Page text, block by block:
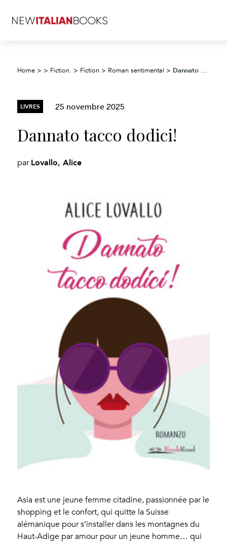
Home > > Fiction. > Fiction > Roman sentimental > Dannato tacco dodici!
LIVRES 25 novembre 2025
Dannato tacco dodici!
par Lovallo, Alice
Asia est une jeune femme citadine, passionnée par le
shopping et le confort, qui quitte la Suisse
alémanique pour s’installer dans les montagnes du
Haut-Adige par amour pour un jeune homme… qui